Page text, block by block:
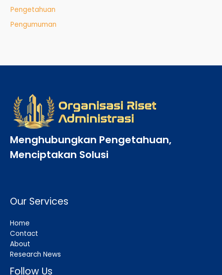
Pengetahuan
Pengumuman
Menghubungkan Pengetahuan,
Menciptakan Solusi
Our Services
Home
Contact
About
Research News
Follow Us